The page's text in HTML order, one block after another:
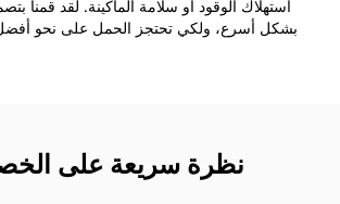
استهلاك الوقود أو سلامة الماكينة. لقد قمنا
بشكل أسرع، ولكي تحتجز الحمل على نحو
نظرة سريعة على